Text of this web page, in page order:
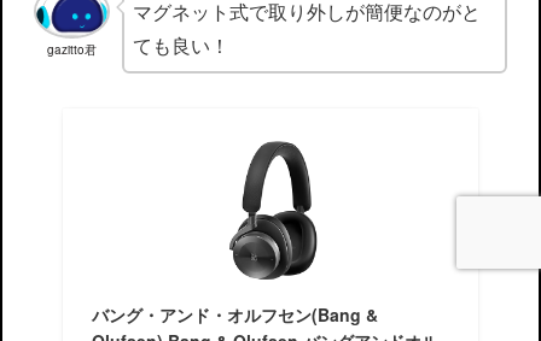
gazitto君
マグネット式で取り外しが簡便なのがと
ても良い！
バング・アンド・オルフセン(Bang &